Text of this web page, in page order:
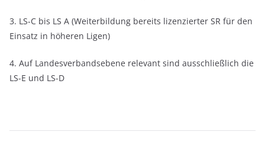
3. LS-C bis LS A (Weiterbildung bereits lizenzierter SR für den
Einsatz in höheren Ligen)
4. Auf Landesverbandsebene relevant sind ausschließlich die
LS-E und LS-D